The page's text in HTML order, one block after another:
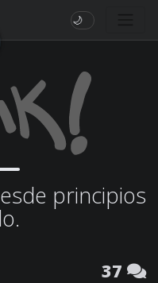
🌙
principios
37